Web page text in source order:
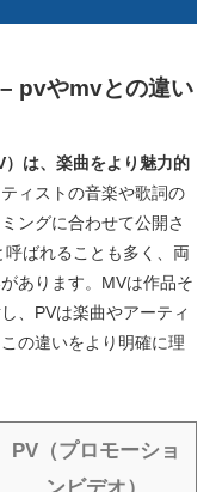
pvやmvとの違い
は、楽曲をより魅力的
ィストの音楽や歌詞の
ングに合わせて公開さ
ばれることも多く、両
あります。MVは作品そ
、PVは楽曲やアーティ
の違いをより明確に理
PV（プロモーショ